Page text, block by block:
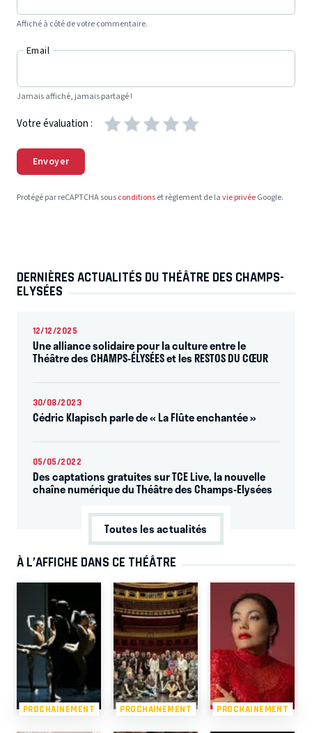
Affiché à côté de votre commentaire.
Email
Jamais affiché, jamais partagé !
Votre évaluation :
Envoyer
Protégé par reCAPTCHA sousconditionset règlement de lavie privéeGoogle.
DERNIÈRES ACTUALITÉS DU THÉÂTRE DES CHAMPS-
ELYSÉES
12/12/2025
Une alliance solidaire pour la culture entre le
Théâtre des CHAMPS-ÉLYSÉES et les RESTOS DU CŒUR
30/08/2023
Cédric Klapisch parle de « La Flûte enchantée »
05/05/2022
Des captations gratuites sur TCE Live, la nouvelle
chaîne numérique du Théâtre des Champs-Elysées
Toutes les actualités
À L’AFFICHE DANS CE THÉÂTRE
PROCHAINEMENT PROCHAINEMENT PROCHAINEMENT